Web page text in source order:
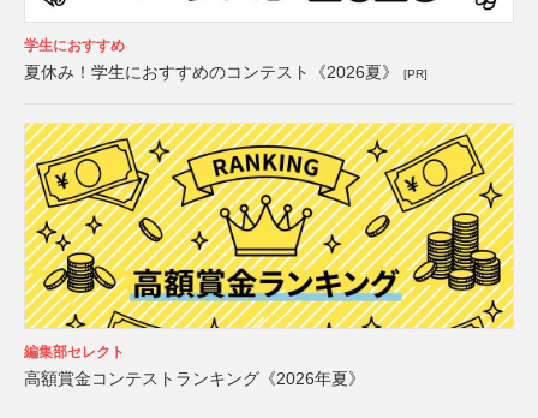
学生におすすめ
夏休み！学生におすすめのコンテスト《2026夏》 [PR]
編集部セレクト
高額賞金コンテストランキング《2026年夏》